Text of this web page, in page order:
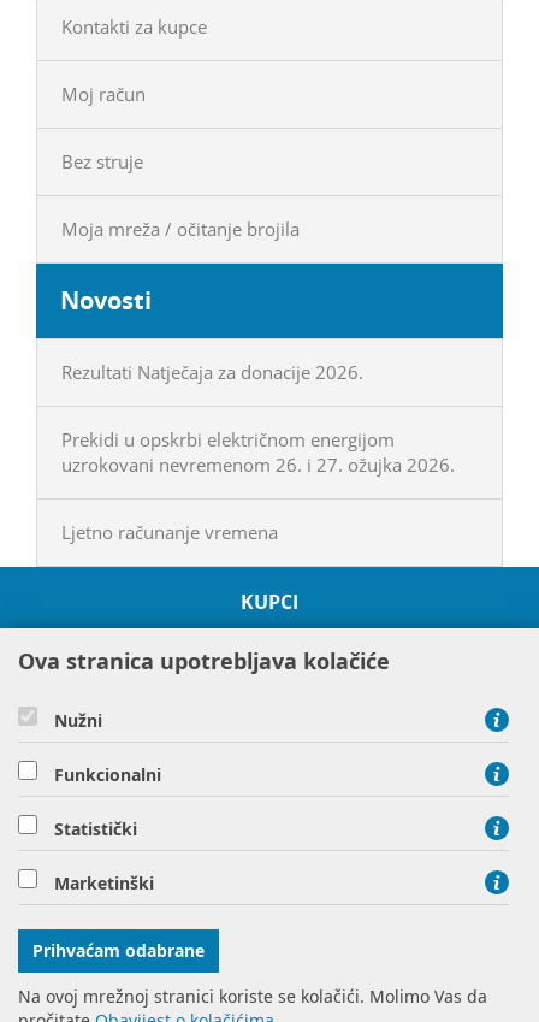
Kontakti za kupce
Moj račun
Bez struje
Moja mreža / očitanje brojila
Novosti
Rezultati Natječaja za donacije 2026.
Prekidi u opskrbi električnom energijom
uzrokovani nevremenom 26. i 27. ožujka 2026.
Ljetno računanje vremena
KUPCI
O HEP GRUPI
PROJEKTI
DRUŠTVENA ODGOVORNOST
Hrvatska elektroprivreda d.d. Ulica grada Vukovara 37 10000
Zagreb
tel: 01 63 22 111, tel: 01 61 70 430
Ova stranica upotrebljava kolačiće
Nužni
Funkcionalni
Statistički
Marketinški
Prihvaćam odabrane
Na ovoj mrežnoj stranici koriste se kolačići. Molimo Vas da